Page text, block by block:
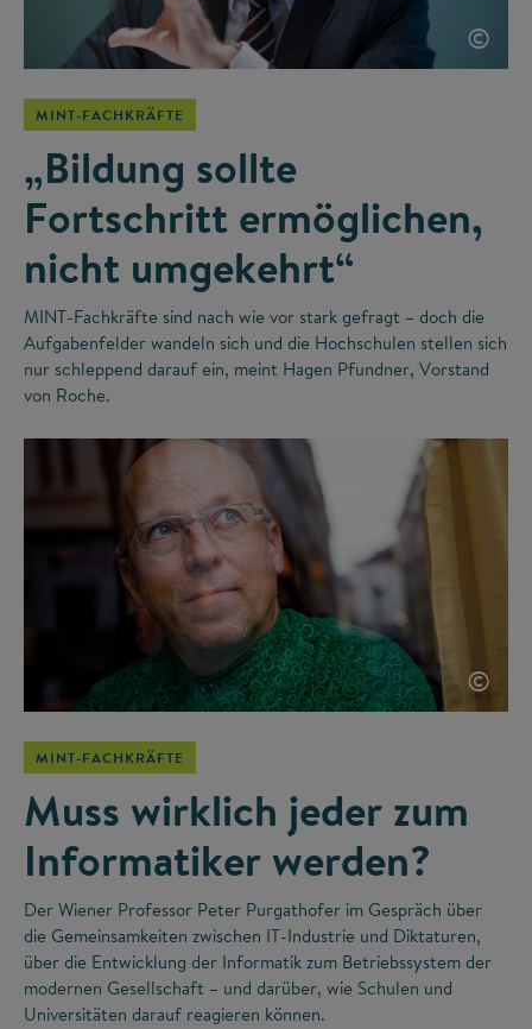
©
MINT-FACHKRÄFTE
„Bildung sollte
Fortschritt ermöglichen,
nicht umgekehrt“
MINT-Fachkräfte sind nach wie vor stark gefragt – doch die
Aufgabenfelder wandeln sich und die Hochschulen stellen sich
nur schleppend darauf ein, meint Hagen Pfundner, Vorstand
von Roche.
©
MINT-FACHKRÄFTE
Muss wirklich jeder zum
Informatiker werden?
Der Wiener Professor Peter Purgathofer im Gespräch über
die Gemeinsamkeiten zwischen IT-Industrie und Diktaturen,
über die Entwicklung der Informatik zum Betriebssystem der
modernen Gesellschaft – und darüber, wie Schulen und
Universitäten darauf reagieren können.